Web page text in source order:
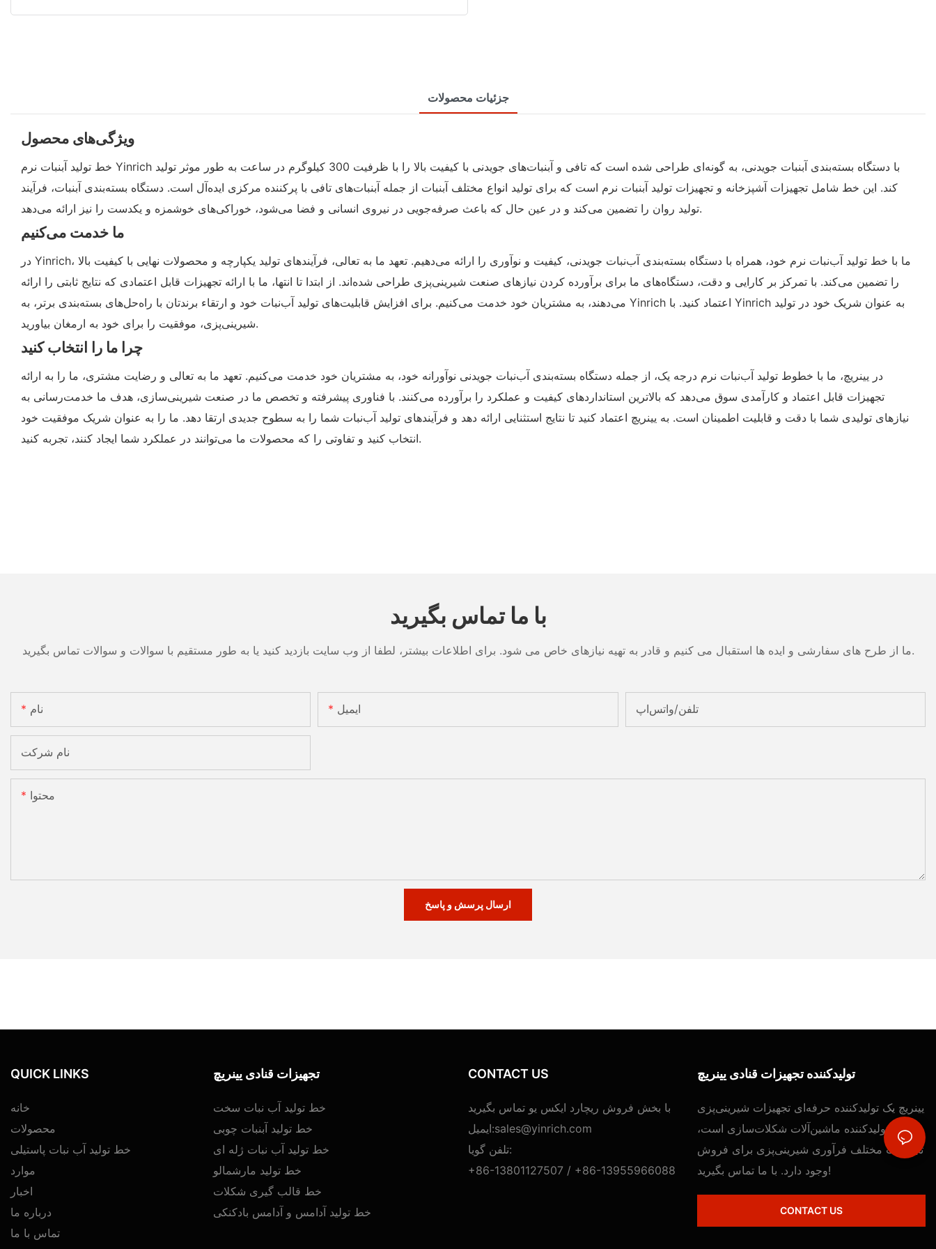
جزئیات محصولات
ویژگی‌های محصول
خط تولید آبنبات نرم Yinrich با دستگاه بسته‌بندی آبنبات جویدنی، به گونه‌ای طراحی شده است که تافی و آبنبات‌های جویدنی با کیفیت بالا را با ظرفیت 300 کیلوگرم در ساعت به طور موثر تولید
کند. این خط شامل تجهیزات آشپزخانه و تجهیزات تولید آبنبات نرم است که برای تولید انواع مختلف آبنبات از جمله آبنبات‌های تافی با پرکننده مرکزی ایده‌آل است. دستگاه بسته‌بندی آبنبات، فرآیند
تولید روان را تضمین می‌کند و در عین حال که باعث صرفه‌جویی در نیروی انسانی و فضا می‌شود، خوراکی‌های خوشمزه و یکدست را نیز ارائه می‌دهد.
ما خدمت می‌کنیم
در Yinrich، ما با خط تولید آب‌نبات نرم خود، همراه با دستگاه بسته‌بندی آب‌نبات جویدنی، کیفیت و نوآوری را ارائه می‌دهیم. تعهد ما به تعالی، فرآیندهای تولید یکپارچه و محصولات نهایی با کیفیت بالا
را تضمین می‌کند. با تمرکز بر کارایی و دقت، دستگاه‌های ما برای برآورده کردن نیازهای صنعت شیرینی‌پزی طراحی شده‌اند. از ابتدا تا انتها، ما با ارائه تجهیزات قابل اعتمادی که نتایج ثابتی را ارائه
می‌دهند، به مشتریان خود خدمت می‌کنیم. برای افزایش قابلیت‌های تولید آب‌نبات خود و ارتقاء برندتان با راه‌حل‌های بسته‌بندی برتر، به Yinrich اعتماد کنید. با Yinrich به عنوان شریک خود در تولید
شیرینی‌پزی، موفقیت را برای خود به ارمغان بیاورید.
چرا ما را انتخاب کنید
در یینریچ، ما با خطوط تولید آب‌نبات نرم درجه یک، از جمله دستگاه بسته‌بندی آب‌نبات جویدنی نوآورانه خود، به مشتریان خود خدمت می‌کنیم. تعهد ما به تعالی و رضایت مشتری، ما را به ارائه
تجهیزات قابل اعتماد و کارآمدی سوق می‌دهد که بالاترین استانداردهای کیفیت و عملکرد را برآورده می‌کنند. با فناوری پیشرفته و تخصص ما در صنعت شیرینی‌سازی، هدف ما خدمت‌رسانی به
نیازهای تولیدی شما با دقت و قابلیت اطمینان است. به یینریچ اعتماد کنید تا نتایج استثنایی ارائه دهد و فرآیندهای تولید آب‌نبات شما را به سطوح جدیدی ارتقا دهد. ما را به عنوان شریک موفقیت خود
انتخاب کنید و تفاوتی را که محصولات ما می‌توانند در عملکرد شما ایجاد کنند، تجربه کنید.
با ما تماس بگیرید
ما از طرح های سفارشی و ایده ها استقبال می کنیم و قادر به تهیه نیازهای خاص می شود. برای اطلاعات بیشتر، لطفا از وب سایت بازدید کنید یا به طور مستقیم با سوالات و سوالات تماس بگیرید.
نام ایمیل تلفن/واتس‌اپ
نام شرکت
محتوا
ارسال پرسش و پاسخ
QUICK LINKS
خانه
محصولات
خط تولید آب نبات پاستیلی
موارد
اخبار
درباره ما
تماس با ما
تجهیزات قنادی یینریچ
خط تولید آب نبات سخت
خط تولید آبنبات چوبی
خط تولید آب نبات ژله ای
خط تولید مارشمالو
خط قالب گیری شکلات
خط تولید آدامس و آدامس بادکنکی
CONTACT US
با بخش فروش ریچارد ایکس یو تماس بگیرید
ایمیل:sales@yinrich.com
تلفن گویا:
+86-13801127507 / +86-13955966088
تولیدکننده تجهیزات قنادی یینریچ
یینریچ یک تولیدکننده حرفه‌ای تجهیزات شیرینی‌پزی
و تولیدکننده ماشین‌آلات شکلات‌سازی است،
تجهیزات مختلف فرآوری شیرینی‌پزی برای فروش
وجود دارد. با ما تماس بگیرید!
CONTACT US